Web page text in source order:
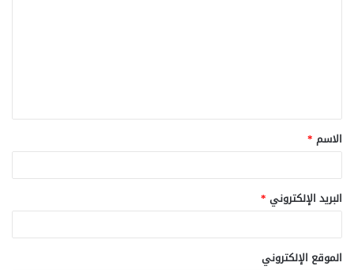
ق
*
الاسم *
البريد الإلكتروني *
الموقع الإلكتروني